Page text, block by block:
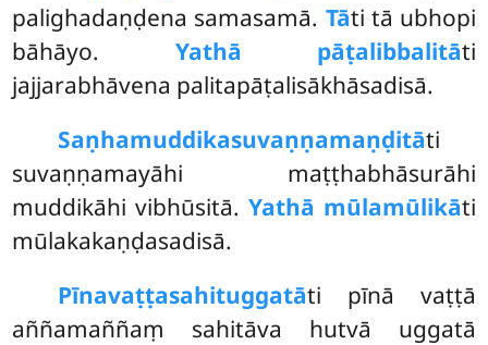
palighadaṇḍena samasamā. Tāti tā ubhopi
bāhāyo. Yathā pāṭalibbalitāti
jajjarabhāvena palitapāṭalisākhāsadisā.
Saṇhamuddikasuvaṇṇamaṇḍitāti
suvaṇṇamayāhi maṭṭhabhāsurāhi
muddikāhi vibhūsitā. Yathā mūlamūlikāti
mūlakakaṇḍasadisā.
Pīnavaṭṭasahituggatāti pīnā vaṭṭā
aññamaññaṃ sahitāva hutvā uggatā